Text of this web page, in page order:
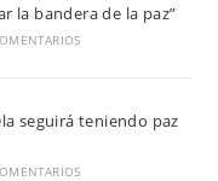
la bandera de la paz”
seguirá teniendo paz